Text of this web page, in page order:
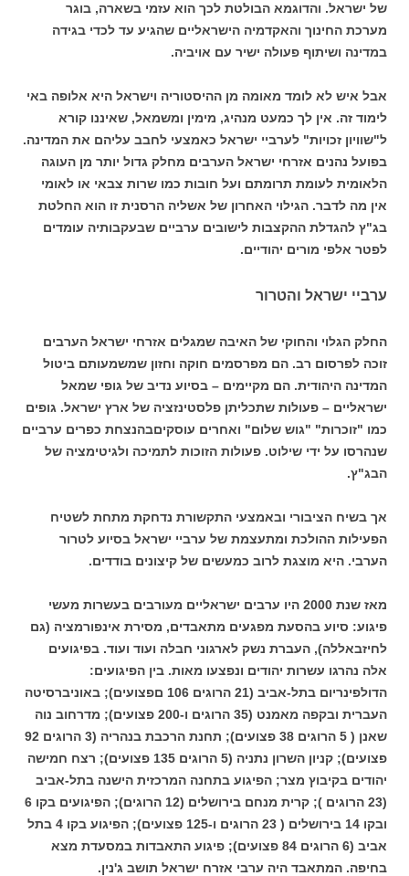
של ישראל. והדוגמא הבולטת לכך הוא עזמי בשארה, בוגר
מערכת החינוך והאקדמיה הישראליים שהגיע עד לכדי בגידה
במדינה ושיתוף פעולה ישיר עם אויביה.
אבל איש לא לומד מאומה מן ההיסטוריה וישראל היא אלופה באי
לימוד זה. אין לך כמעט מנהיג, מימין ומשמאל, שאיננו קורא
ל"שוויון זכויות" לערביי ישראל כאמצעי לחבב עליהם את המדינה.
בפועל נהנים אזרחי ישראל הערבים מחלק גדול יותר מן העוגה
הלאומית לעומת תרומתם ועל חובות כמו שרות צבאי או לאומי
אין מה לדבר. הגילוי האחרון של אשליה הרסנית זו הוא החלטת
בג"ץ להגדלת ההקצבות לישובים ערביים שבעקבותיה עומדים
לפטר אלפי מורים יהודיים.
ערביי ישראל והטרור
החלק הגלוי והחוקי של האיבה שמגלים אזרחי ישראל הערבים
זוכה לפרסום רב. הם מפרסמים חוקה וחזון שמשמעותם ביטול
המדינה היהודית. הם מקיימים – בסיוע נדיב של גופי שמאל
ישראליים – פעולות שתכליתן פלסטינזציה של ארץ ישראל. גופים
כמו "זוכרות" "גוש שלום" ואחרים עוסקיםבהנצחת כפרים ערביים
שנהרסו על ידי שילוט. פעולות הזוכות לתמיכה ולגיטימציה של
הבג"ץ.
אך בשיח הציבורי ובאמצעי התקשורת נדחקת מתחת לשטיח
הפעילות ההולכת ומתעצמת של ערביי ישראל בסיוע לטרור
הערבי. היא מוצגת לרוב כמעשים של קיצונים בודדים.
מאז שנת 2000 היו ערבים ישראליים מעורבים בעשרות מעשי
פיגוע: סיוע בהסעת מפגעים מתאבדים, מסירת אינפורמציה (גם
לחיזבאללה), העברת נשק לארגוני חבלה ועוד ועוד. בפיגועים
אלה נהרגו עשרות יהודים ונפצעו מאות. בין הפיגועים:
הדולפינריום בתל-אביב (21 הרוגים 106 םפצועים); באוניברסיטה
העברית ובקפה מאמנט (35 הרוגים ו-200 פצועים); מדרחוב נוה
שאנן ( 5 הרוגים 38 פצועים); תחנת הרכבת בנהריה (3 הרוגים 92
פצועים); קניון השרון נתניה (5 הרוגים 135 פצועים); רצח חמישה
יהודים בקיבוץ מצר; הפיגוע בתחנה המרכזית הישנה בתל-אביב
(23 הרוגים ); קרית מנחם בירושלים (12 הרוגים); הפיגועים בקו 6
ובקו 14 בירושלים ( 23 הרוגים ו-125 פצועים); הפיגוע בקו 4 בתל
אביב (6 הרוגים 84 פצועים); פיגוע התאבדות במסעדת מצא
בחיפה. המתאבד היה ערבי אזרח ישראל תושב ג'נין.